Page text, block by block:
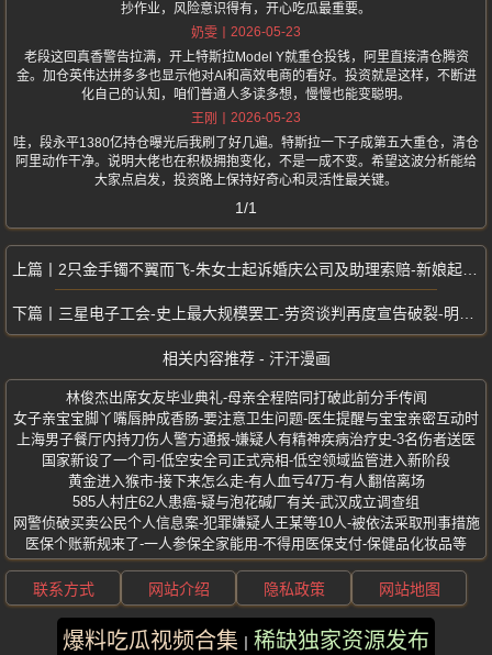
抄作业，风险意识得有，开心吃瓜最重要。
奶雯
2026-05-23
老段这回真香警告拉满，开上特斯拉Model Y就重仓投钱，阿里直接清仓腾资
金。加仓英伟达拼多多也显示他对AI和高效电商的看好。投资就是这样，不断进
化自己的认知，咱们普通人多读多想，慢慢也能变聪明。
王刚
2026-05-23
哇，段永平1380亿持仓曝光后我刷了好几遍。特斯拉一下子成第五大重仓，清仓
阿里动作干净。说明大佬也在积极拥抱变化，不是一成不变。希望这波分析能给
大家点启发，投资路上保持好奇心和灵活性最关键。
1/1
2只金手镯不翼而飞-朱女士起诉婚庆公司及助理索赔-新娘起诉索赔21万
三星电子工会-史上最大规模罢工-劳资谈判再度宣告破裂-明日起全面罢工
相关内容推荐 - 汗汗漫画
林俊杰出席女友毕业典礼-母亲全程陪同打破此前分手传闻
女子亲宝宝脚丫嘴唇肿成香肠-要注意卫生问题-医生提醒与宝宝亲密互动时
上海男子餐厅内持刀伤人警方通报-嫌疑人有精神疾病治疗史-3名伤者送医
国家新设了一个司-低空安全司正式亮相-低空领域监管进入新阶段
黄金进入猴市-接下来怎么走-有人血亏47万-有人翻倍离场
585人村庄62人患癌-疑与泡花碱厂有关-武汉成立调查组
网警侦破买卖公民个人信息案-犯罪嫌疑人王某等10人-被依法采取刑事措施
医保个账新规来了-一人参保全家能用-不得用医保支付-保健品化妆品等
爆料吃瓜视频合集 稀缺独家资源发布
联系方式 网站介绍 隐私政策 网站地图
版权所有 ©2025 汗汗漫画 保留所有权利